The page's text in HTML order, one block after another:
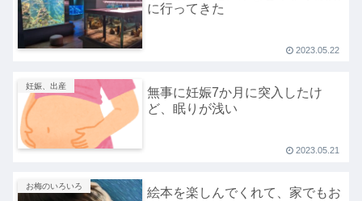
に行ってきた
2023.05.22
妊娠、出産
無事に妊娠7か月に突入したけ
ど、眠りが浅い
2023.05.21
お梅のいろいろ
絵本を楽しんでくれて、家でもお